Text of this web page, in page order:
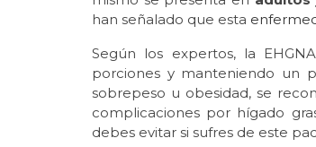
han señalado que esta
Según los expertos, la
porciones y manteniendo un
sobrepeso u obesidad, se
complicaciones por hígado
debes evitar si sufres de este